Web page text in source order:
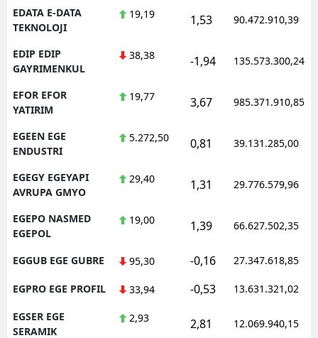
EDATA E-DATA
TEKNOLOJI
19,19 1,53 90.472.910,39
EDIP EDIP
GAYRIMENKUL
38,38 -1,94 135.573.300,24
EFOR EFOR
YATIRIM
19,77 3,67 985.371.910,85
EGEEN EGE
ENDUSTRI
5.272,50 0,81 39.131.285,00
EGEGY EGEYAPI
AVRUPA GMYO
29,40 1,31 29.776.579,96
EGEPO NASMED
EGEPOL
19,00 1,39 66.627.502,35
EGGUB EGE GUBRE 95,30 -0,16 27.347.618,85
EGPRO EGE PROFIL 33,94 -0,53 13.631.321,02
EGSER EGE
SERAMIK
2,93 2,81 12.069.940,15